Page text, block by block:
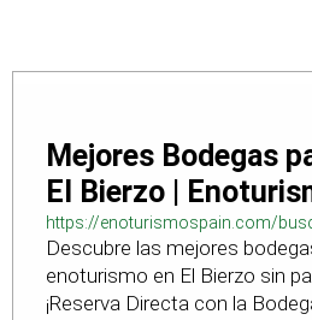
Mejores Bodegas
El Bierzo |
https://enoturismospain.com/
bodegas-en-leon
Descubre las mejores
enoturismo en El Bierzo sin
¡Reserva Directa con la